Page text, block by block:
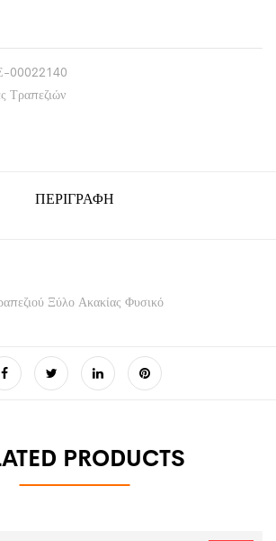
00022140
Τραπεζιών
ΠΕΡΙΓΡΑΦΉ
Ξύλο Ακακίας Φυσικό
PRODUCTS